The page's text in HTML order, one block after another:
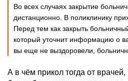
Во всех случаях закрытие
дистанционно. В поликлинику
Перед тем как закрыть
который уточнит информацию о
вы еще не выздоровели,
А в чём прикол тогда от